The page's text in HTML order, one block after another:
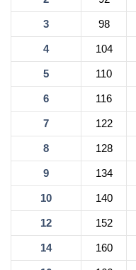
3 98
4 104
5 110
6 116
7 122
8 128
9 134
10 140
12 152
14 160